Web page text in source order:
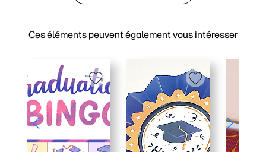
Ces éléments peuvent également vous intéresser